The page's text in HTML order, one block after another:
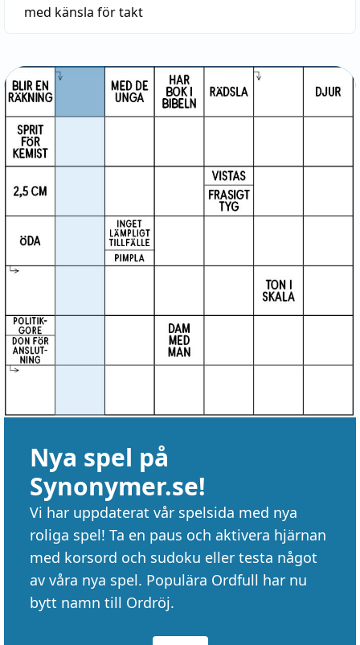
med känsla för takt
Nya spel på
Synonymer.se!
Vi har uppdaterat vår spelsida med nya
roliga spel! Ta en paus och aktivera hjärnan
med korsord och sudoku eller testa något
av våra nya spel. Populära Ordfull har nu
bytt namn till Ordröj.